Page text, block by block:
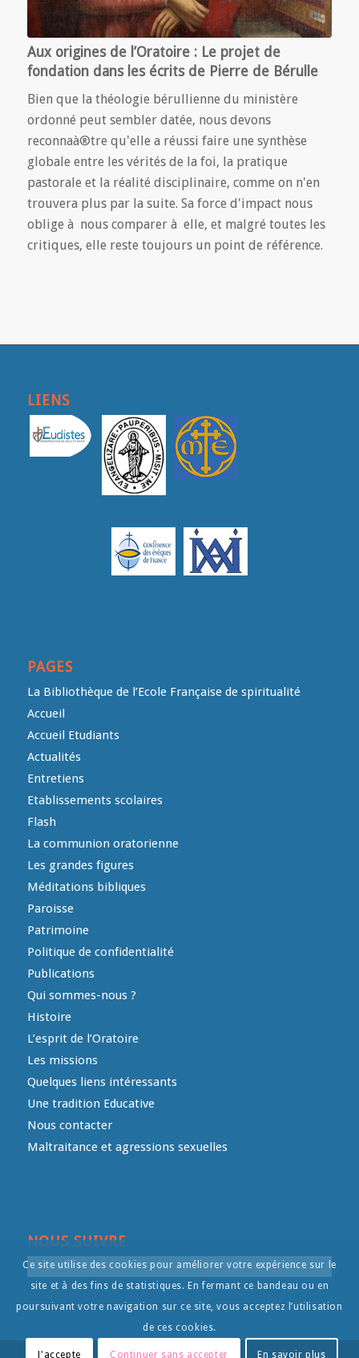
Aux origines de l’Oratoire : Le projet de
fondation dans les écrits de Pierre de Bérulle
Bien que la théologie bérullienne du ministère
ordonné peut sembler datée, nous devons
reconnaà®tre qu'elle a réussi faire une synthèse
globale entre les vérités de la foi, la pratique
pastorale et la réalité disciplinaire, comme on n'en
trouvera plus par la suite. Sa force d'impact nous
oblige à nous comparer à elle, et malgré toutes les
critiques, elle reste toujours un point de référence.
LIENS
PAGES
La Bibliothèque de l’Ecole Française de spiritualité
Accueil
Accueil Etudiants
Actualités
Entretiens
Etablissements scolaires
Flash
La communion oratorienne
Les grandes figures
Méditations bibliques
Paroisse
Patrimoine
Politique de confidentialité
Publications
Qui sommes-nous ?
Histoire
L’esprit de l’Oratoire
Les missions
Quelques liens intéressants
Une tradition Educative
Nous contacter
Maltraitance et agressions sexuelles
NOUS SUIVRE
Ce site utilise des cookies pour améliorer votre expérience sur le
site et à des fins de statistiques. En fermant ce bandeau ou en
poursuivant votre navigation sur ce site, vous acceptez l’utilisation
de ces cookies.
J'accepte Continuer sans accepter En savoir plus